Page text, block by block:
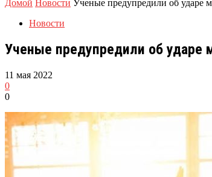
Домой Новости Ученые предупредили об ударе
Новости
Ученые предупредили об ударе
11 мая 2022
0
0